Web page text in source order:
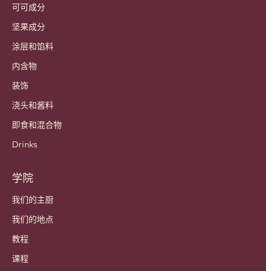
可可成分
坚果成分
涂层和馅料
内含物
装饰
浇头和酱料
即食和混合物
Drinks
学院
我们的主厨
我们的地点
教程
课程